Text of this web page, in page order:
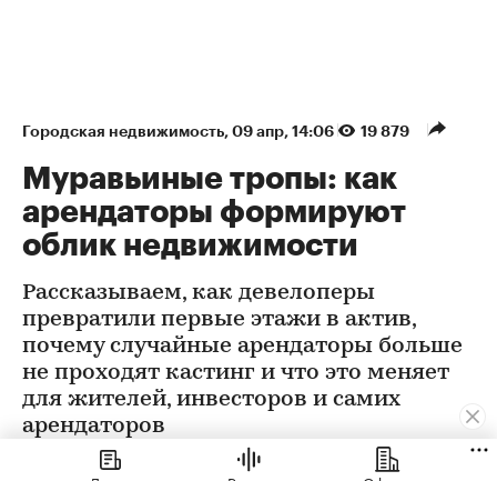
Городская недвижимость 09 апр, 14:06 19 879
Муравьиные тропы: как
арендаторы формируют
облик недвижимости
Рассказываем, как девелоперы
превратили первые этажи в актив,
почему случайные арендаторы больше
не проходят кастинг и что это меняет
для жителей, инвесторов и самих
арендаторов